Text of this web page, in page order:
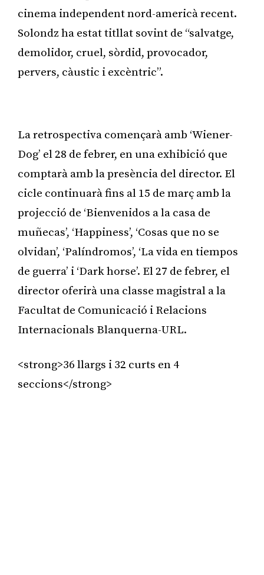
cinema independent nord-americà recent.
Solondz ha estat titllat sovint de “salvatge,
demolidor, cruel, sòrdid, provocador,
pervers, càustic i excèntric”.
La retrospectiva començarà amb ‘Wiener-
Dog’ el 28 de febrer, en una exhibició que
comptarà amb la presència del director. El
cicle continuarà fins al 15 de març amb la
projecció de ‘Bienvenidos a la casa de
muñecas’, ‘Happiness’, ‘Cosas que no se
olvidan’, ‘Palíndromos’, ‘La vida en tiempos
de guerra’ i ‘Dark horse’. El 27 de febrer, el
director oferirà una classe magistral a la
Facultat de Comunicació i Relacions
Internacionals Blanquerna-URL.
<strong>36 llargs i 32 curts en 4
seccions</strong>